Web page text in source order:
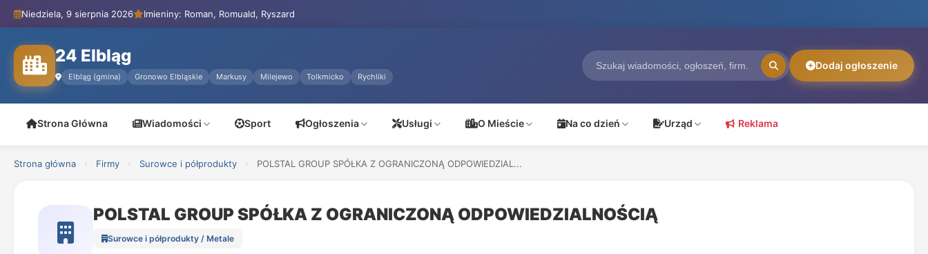
Niedziela, 9 sierpnia 2026 Imieniny: Roman, Romuald, Ryszard
24 Elbląg
Elbląg (gmina) Gronowo Elbląskie Markusy Milejewo Tolkmicko Rychliki
Dodaj ogłoszenie
Strona Główna Wiadomości Sport Ogłoszenia Usługi O Mieście Na co dzień Urząd Reklama
Strona główna › Firmy › Surowce i półprodukty › POLSTAL GROUP SPÓŁKA Z OGRANICZONĄ ODPOWIEDZIAL...
POLSTAL GROUP SPÓŁKA Z OGRANICZONĄ ODPOWIEDZIALNOŚCIĄ
Surowce i półprodukty / Metale